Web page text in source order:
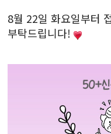
8월 22일 화요일부터
부탁드립니다!